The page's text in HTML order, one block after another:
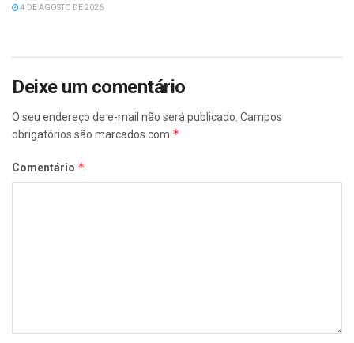
4 DE AGOSTO DE 2026
Deixe um comentário
O seu endereço de e-mail não será publicado. Campos
obrigatórios são marcados com *
Comentário *